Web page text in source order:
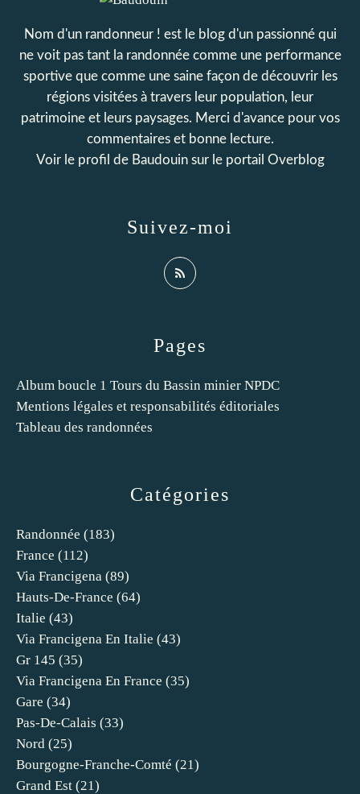
Catégories
Randonnée (183)
France (112)
Via Francigena (89)
Hauts-De-France (64)
Italie (43)
Via Francigena En Italie (43)
Gr 145 (35)
Via Francigena En France (35)
Gare (34)
Pas-De-Calais (33)
Nord (25)
Bourgogne-Franche-Comté (21)
Grand Est (21)
Pages
Album boucle 1 Tours du Bassin minier NPDC
Mentions légales et responsabilités éditoriales
Tableau des randonnées
Suivez-moi
Nom d'un randonneur ! est le blog d'un passionné qui
ne voit pas tant la randonnée comme une performance
sportive que comme une saine façon de découvrir les
régions visitées à travers leur population, leur
patrimoine et leurs paysages. Merci d'avance pour vos
commentaires et bonne lecture.
Voir le profil de Baudouinsur le portail Overblog